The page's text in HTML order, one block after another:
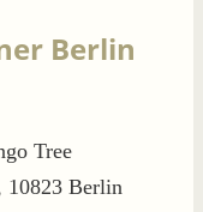
Berlin
Tree
10823 Berlin